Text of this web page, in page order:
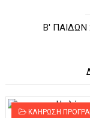
Β' ΠΑΙΔΩΝ 2
ΚΛΗΡΩΣΗ